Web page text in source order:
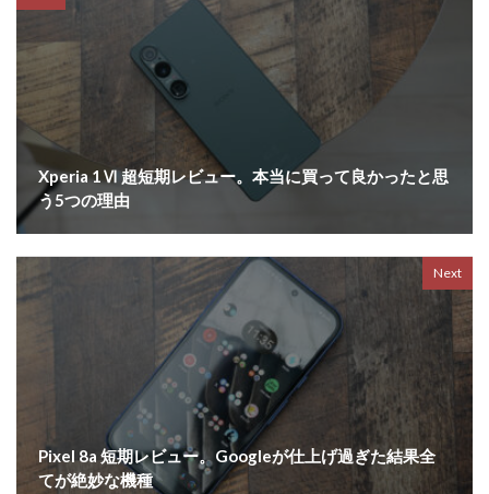
Xperia 1Ⅵ 超短期レビュー。本当に買って良かったと思
う5つの理由
Next
Pixel 8a 短期レビュー。Googleが仕上げ過ぎた結果全
てが絶妙な機種